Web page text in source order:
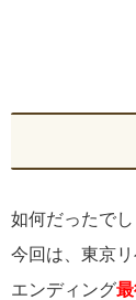
如何だったでし
今回は、東京
エンディング